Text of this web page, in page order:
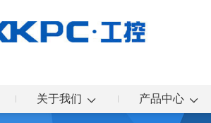
关于我们 产品中心